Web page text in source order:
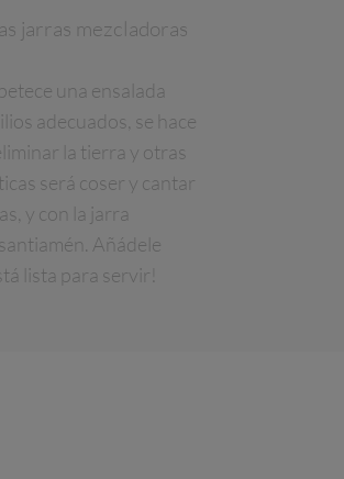
jarras mezcladoras
una ensalada
adecuados, se hace
la tierra y otras
será coser y cantar
y con la jarra
Añádele
lista para servir!